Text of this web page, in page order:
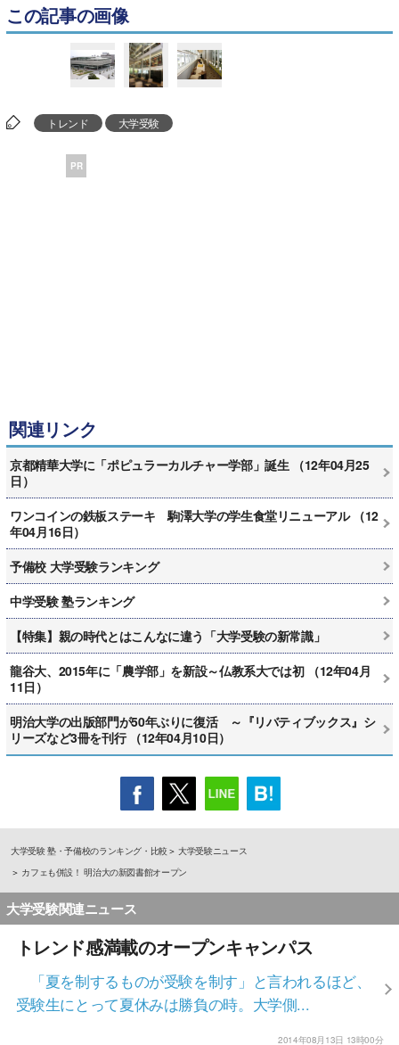
この記事の画像
トレンド 大学受験
PR
関連リンク
京都精華大学に「ポピュラーカルチャー学部」誕生 （12年04月25
日）
ワンコインの鉄板ステーキ 駒澤大学の学生食堂リニューアル （12
年04月16日）
予備校 大学受験ランキング
中学受験 塾ランキング
【特集】親の時代とはこんなに違う「大学受験の新常識」
龍谷大、2015年に「農学部」を新設～仏教系大では初 （12年04月
11日）
明治大学の出版部門が50年ぶりに復活 ～『リバティブックス』シ
リーズなど3冊を刊行 （12年04月10日）
大学受験 塾・予備校のランキング・比較
大学受験ニュース
カフェも併設！ 明治大の新図書館オープン
大学受験関連ニュース
トレンド感満載のオープンキャンパス
「夏を制するものが受験を制す」と言われるほど、
受験生にとって夏休みは勝負の時。大学側...
2014年08月13日 13時00分